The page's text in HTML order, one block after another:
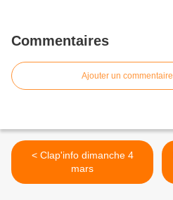
Commentaires
Ajouter un commentaire
< Clap'info dimanche 4
mars